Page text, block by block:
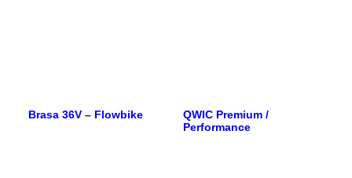
Brasa 36V – Flowbike
QWIC Premium /
Performance